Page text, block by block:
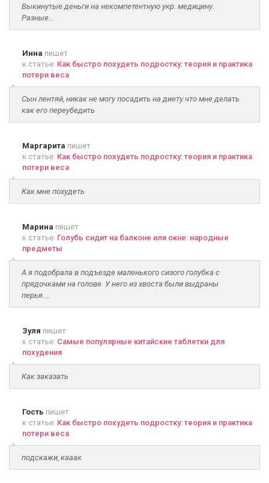
Выкинутые деньги на некомпетентную укр. медицину.
Разные...
Инна пишет
к статье: Как быстро похудеть подростку: теория и практика
потери веса
Сын лентяй, никак не могу посадить на диету.что мне делать
как его переубедить
Маргарита пишет
к статье: Как быстро похудеть подростку: теория и практика
потери веса
Как мне похудеть
Марина пишет
к статье: Голубь сидит на балконе или окне: народные
предметы
А я подобрала в подъезде маленького сизого голубка с
прядочками на голове. У него из хвоста были выдраны
перья....
Зуля пишет
к статье: Самые популярные китайские таблетки для
похудения
Как заказать
Гость пишет
к статье: Как быстро похудеть подростку: теория и практика
потери веса
подскажи, кааак